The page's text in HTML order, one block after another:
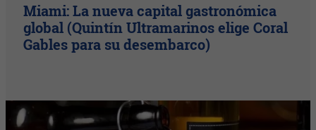
Miami: La nueva capital gastronómica
global (Quintín Ultramarinos elige Coral
Gables para su desembarco)